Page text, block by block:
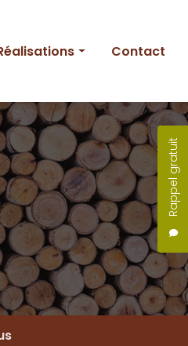
Rappel gratuit
Création
Contact